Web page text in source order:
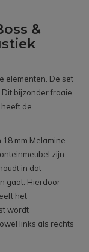
&
elementen. De set
bijzonder fraaie
de
mm Melamine
zijn
in dat
gaat. Hierdoor
het
wordt
links als rechts